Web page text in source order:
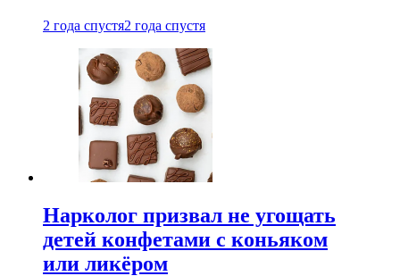
2 года спустя2 года спустя
Нарколог призвал не угощать
детей конфетами с коньяком
или ликёром